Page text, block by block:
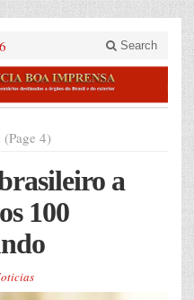
Search
4)
a
100